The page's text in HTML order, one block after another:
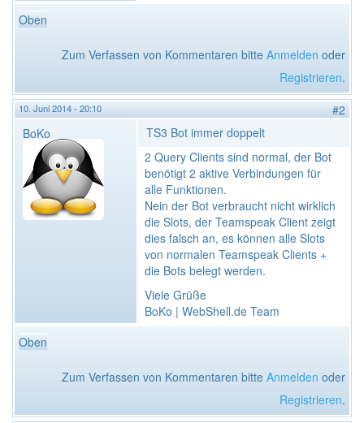
Oben
Zum Verfassen von Kommentaren bitte Anmelden oder
Registrieren.
10. Juni 2014 - 20:10
#2
BoKo
TS3 Bot immer doppelt
2 Query Clients sind normal, der Bot
benötigt 2 aktive Verbindungen für
alle Funktionen.
Nein der Bot verbraucht nicht wirklich
die Slots, der Teamspeak Client zeigt
dies falsch an, es können alle Slots
von normalen Teamspeak Clients +
die Bots belegt werden.
Viele Grüße
BoKo | WebShell.de Team
Oben
Zum Verfassen von Kommentaren bitte Anmelden oder
Registrieren.